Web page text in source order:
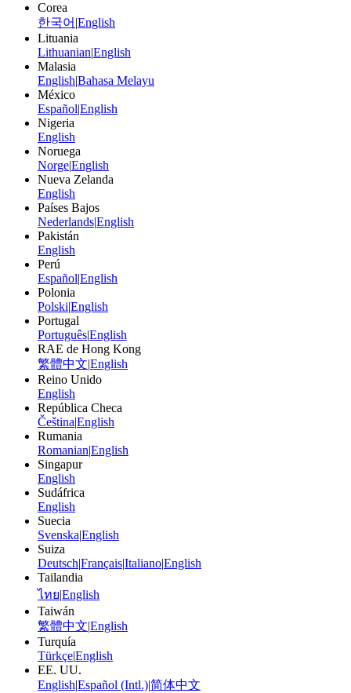
Corea
한국어 English
Lituania
LithuanianEnglish
Malasia
EnglishBahasa Melayu
México
EspañolEnglish
Nigeria
English
Noruega
NorgeEnglish
Nueva Zelanda
English
Países Bajos
NederlandsEnglish
Pakistán
English
Perú
EspañolEnglish
Polonia
PolskiEnglish
Portugal
PortuguêsEnglish
RAE de Hong Kong
繁體中文 English
Reino Unido
English
República Checa
ČeštinaEnglish
Rumania
RomanianEnglish
Singapur
English
Sudáfrica
English
Suecia
SvenskaEnglish
Suiza
DeutschFrançaisItalianoEnglish
Tailandia
ไทย English
Taiwán
繁體中文 English
Turquía
TürkçeEnglish
EE. UU.
EnglishEspañol (Intl.)简体中文